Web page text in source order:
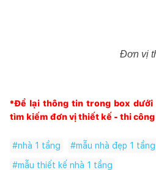
Đơn vị
*Để lại thông tin trong box dưới
tìm kiếm đơn vị thiết kế - thi công
#nhà 1 tầng #mẫu nhà đẹp 1 tầng
#mẫu thiết kế nhà 1 tầng